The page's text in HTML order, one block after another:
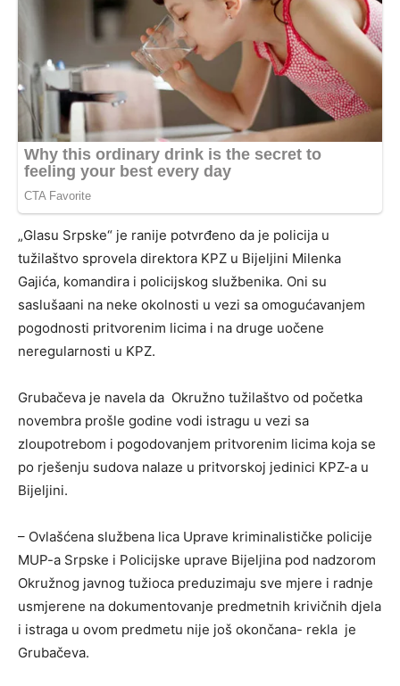
„Glasu Srpske“ je ranije potvrđeno da je policija u
tužilaštvo sprovela direktora KPZ u Bijeljini Milenka
Gajića, komandira i policijskog službenika. Oni su
saslušaani na neke okolnosti u vezi sa omogućavanjem
pogodnosti pritvorenim licima i na druge uočene
neregularnosti u KPZ.
Grubačeva je navela da Okružno tužilaštvo od početka
novembra prošle godine vodi istragu u vezi sa
zloupotrebom i pogodovanjem pritvorenim licima koja se
po rješenju sudova nalaze u pritvorskoj jedinici KPZ-a u
Bijeljini.
– Ovlašćena službena lica Uprave kriminalističke policije
MUP-a Srpske i Policijske uprave Bijeljina pod nadzorom
Okružnog javnog tužioca preduzimaju sve mjere i radnje
usmjerene na dokumentovanje predmetnih krivičnih djela
i istraga u ovom predmetu nije još okončana- rekla je
Grubačeva.